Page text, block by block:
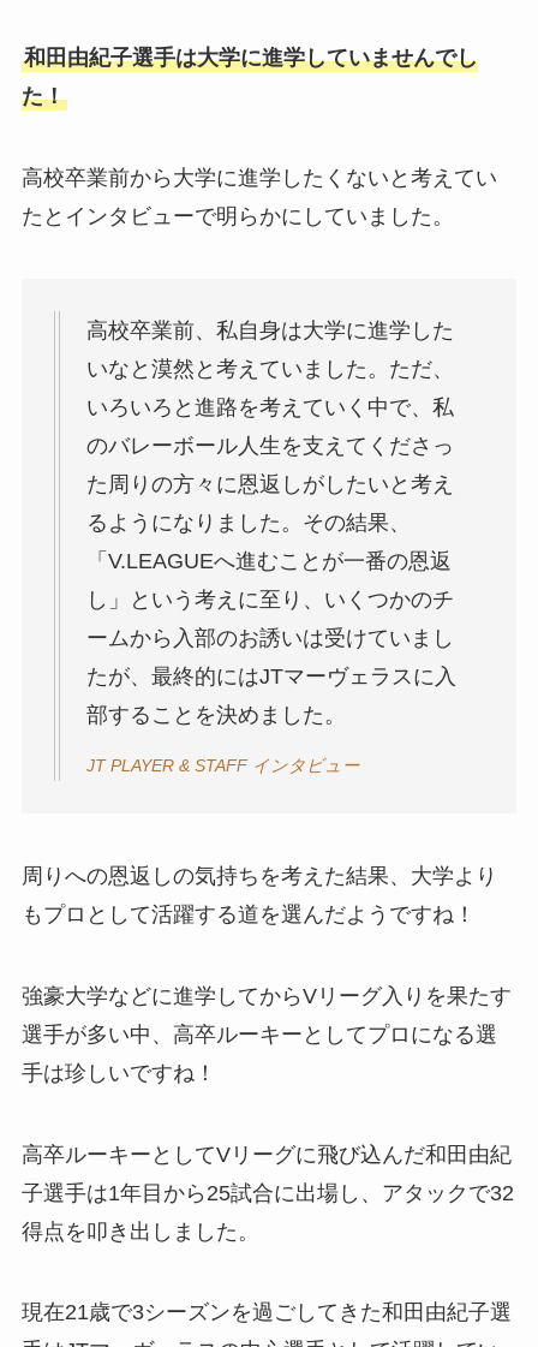
和田由紀子選手は大学に進学していませんでし
た！
高校卒業前から大学に進学したくないと考えてい
たとインタビューで明らかにしていました。
高校卒業前、私自身は大学に進学した
いなと漠然と考えていました。ただ、
いろいろと進路を考えていく中で、私
のバレーボール人生を支えてくださっ
た周りの方々に恩返しがしたいと考え
るようになりました。その結果、
「V.LEAGUEへ進むことが一番の恩返
し」という考えに至り、いくつかのチ
ームから入部のお誘いは受けていまし
たが、最終的にはJTマーヴェラスに入
部することを決めました。
JT PLAYER & STAFF インタビュー
周りへの恩返しの気持ちを考えた結果、大学より
もプロとして活躍する道を選んだようですね！
強豪大学などに進学してからVリーグ入りを果たす
選手が多い中、高卒ルーキーとしてプロになる選
手は珍しいですね！
高卒ルーキーとしてVリーグに飛び込んだ和田由紀
子選手は1年目から25試合に出場し、アタックで32
得点を叩き出しました。
現在21歳で3シーズンを過ごしてきた和田由紀子選